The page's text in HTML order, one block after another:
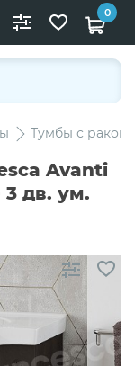
0
Тумбы с
Avanti
дв. ум.